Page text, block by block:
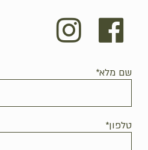
שם מלא*
טלפון*